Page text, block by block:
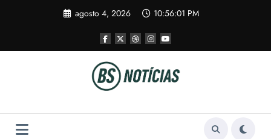
agosto 4, 2026 10:56:02 PM